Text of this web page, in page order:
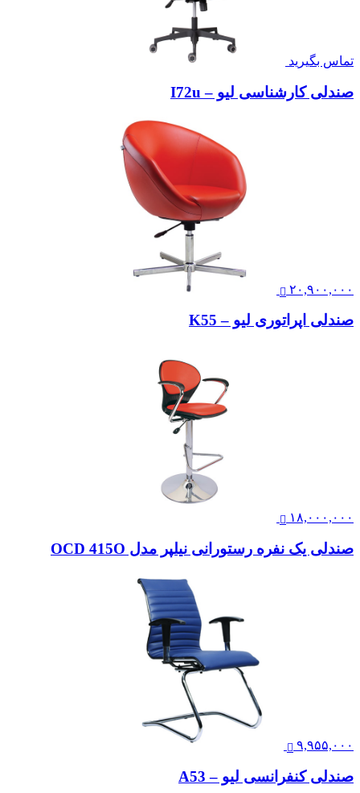
تماس بگیرید
صندلی کارشناسی لیو – I72u
۲۰,۹۰۰,۰۰۰
صندلی اپراتوری لیو – K55
۱۸,۰۰۰,۰۰۰
صندلی یک نفره رستورانی نیلپر مدل OCD 415O
۹,۹۵۵,۰۰۰
صندلی کنفرانسی لیو – A53